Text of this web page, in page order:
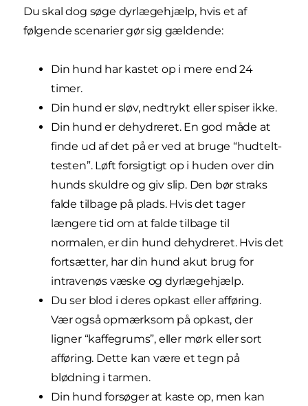
Du skal dog søge dyrlægehjælp, hvis et af
følgende scenarier gør sig gældende:
Din hund har kastet op i mere end 24
timer.
Din hund er sløv, nedtrykt eller spiser ikke.
Din hund er dehydreret. En god måde at
finde ud af det på er ved at bruge “hudtelt-
testen”. Løft forsigtigt op i huden over din
hunds skuldre og giv slip. Den bør straks
falde tilbage på plads. Hvis det tager
længere tid om at falde tilbage til
normalen, er din hund dehydreret. Hvis det
fortsætter, har din hund akut brug for
intravenøs væske og dyrlægehjælp.
Du ser blod i deres opkast eller afføring.
Vær også opmærksom på opkast, der
ligner “kaffegrums”, eller mørk eller sort
afføring. Dette kan være et tegn på
blødning i tarmen.
Din hund forsøger at kaste op, men kan